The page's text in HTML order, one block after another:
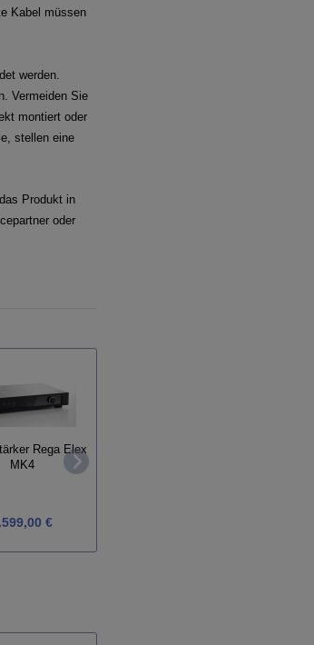
Kabel müssen
werden.
Vermeiden Sie
montiert oder
stellen eine
Produkt in
oder
Rega Elex
MK4
€